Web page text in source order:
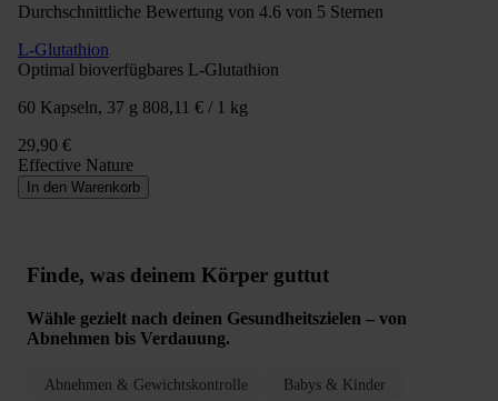
Durchschnittliche Bewertung von 4.6 von 5 Sternen
L-Glutathion
Optimal bioverfügbares L-Glutathion
60 Kapseln, 37 g 808,11 € / 1 kg
29,90 €
Effective Nature
In den Warenkorb
Finde, was deinem Körper guttut
Wähle gezielt nach deinen Gesundheitszielen – von
Abnehmen bis Verdauung.
Abnehmen & Gewichtskontrolle Babys & Kinder